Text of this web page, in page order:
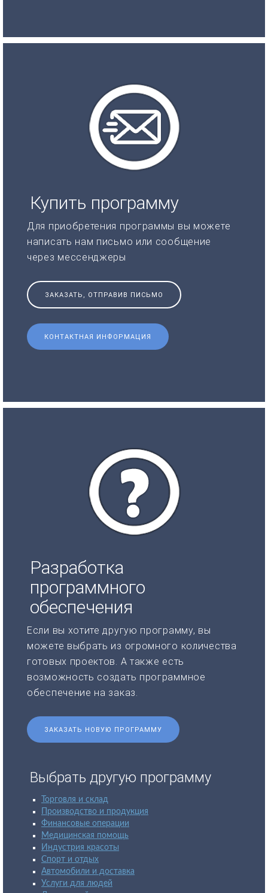
Купить программу
Для приобретения программы вы можете
написать нам письмо или сообщение
через мессенджеры
ЗАКАЗАТЬ, ОТПРАВИВ ПИСЬМО
КОНТАКТНАЯ ИНФОРМАЦИЯ
Разработка
программного
обеспечения
Если вы хотите другую программу, вы
можете выбрать из огромного количества
готовых проектов. А также есть
возможность создать программное
обеспечение на заказ.
ЗАКАЗАТЬ НОВУЮ ПРОГРАММУ
Выбрать другую программу
Торговля и склад
Производство и продукция
Финансовые операции
Медицинская помощь
Индустрия красоты
Спорт и отдых
Автомобили и доставка
Услуги для людей